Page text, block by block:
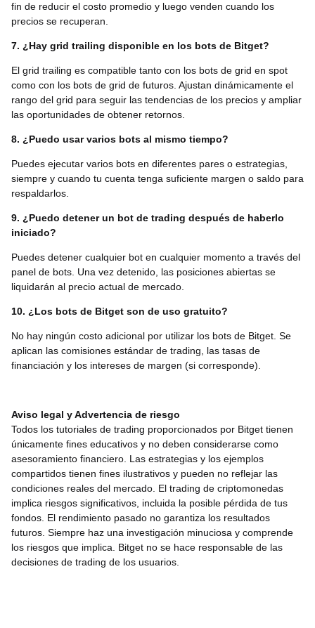
fin de reducir el costo promedio y luego venden cuando los
precios se recuperan.
7. ¿Hay grid trailing disponible en los bots de Bitget?
El grid trailing es compatible tanto con los bots de grid en spot
como con los bots de grid de futuros. Ajustan dinámicamente el
rango del grid para seguir las tendencias de los precios y ampliar
las oportunidades de obtener retornos.
8. ¿Puedo usar varios bots al mismo tiempo?
Puedes ejecutar varios bots en diferentes pares o estrategias,
siempre y cuando tu cuenta tenga suficiente margen o saldo para
respaldarlos.
9. ¿Puedo detener un bot de trading después de haberlo
iniciado?
Puedes detener cualquier bot en cualquier momento a través del
panel de bots. Una vez detenido, las posiciones abiertas se
liquidarán al precio actual de mercado.
10. ¿Los bots de Bitget son de uso gratuito?
No hay ningún costo adicional por utilizar los bots de Bitget. Se
aplican las comisiones estándar de trading, las tasas de
financiación y los intereses de margen (si corresponde).
Aviso legal y Advertencia de riesgo
Todos los tutoriales de trading proporcionados por Bitget tienen
únicamente fines educativos y no deben considerarse como
asesoramiento financiero. Las estrategias y los ejemplos
compartidos tienen fines ilustrativos y pueden no reflejar las
condiciones reales del mercado. El trading de criptomonedas
implica riesgos significativos, incluida la posible pérdida de tus
fondos. El rendimiento pasado no garantiza los resultados
futuros. Siempre haz una investigación minuciosa y comprende
los riesgos que implica. Bitget no se hace responsable de las
decisiones de trading de los usuarios.